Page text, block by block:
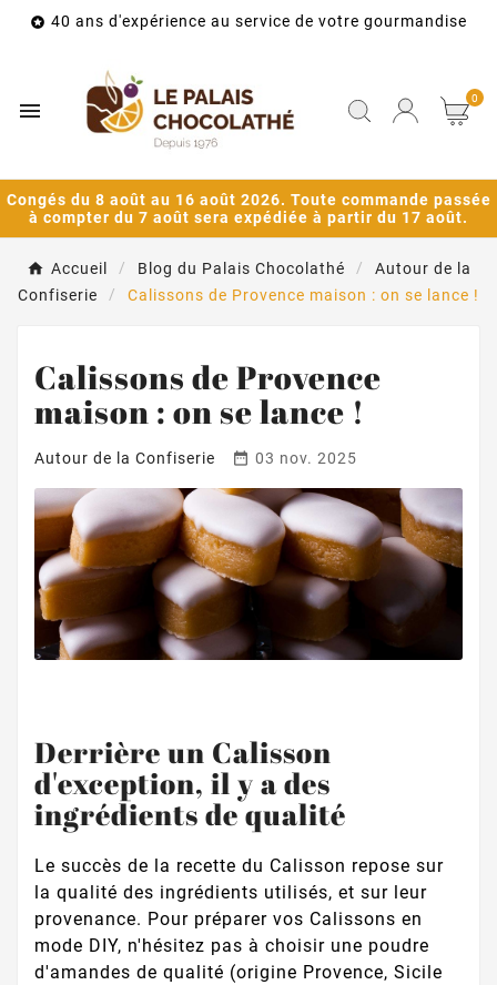
 40 ans d'expérience au service de votre gourmandise
 0
Congés du 8 août au 16 août 2026. Toute commande passée
à compter du 7 août sera expédiée à partir du 17 août.
Accueil Blog du Palais Chocolathé
Autour de la
Confiserie
Calissons de Provence maison : on se lance !
Calissons de Provence
maison : on se lance !
Autour de la Confiserie  03 nov. 2025
Derrière un Calisson
d'exception, il y a des
ingrédients de qualité
Le succès de la recette du Calisson repose sur
la qualité des ingrédients utilisés, et sur leur
provenance. Pour préparer vos Calissons en
mode DIY, n'hésitez pas à choisir une poudre
d'amandes de qualité (origine Provence, Sicile